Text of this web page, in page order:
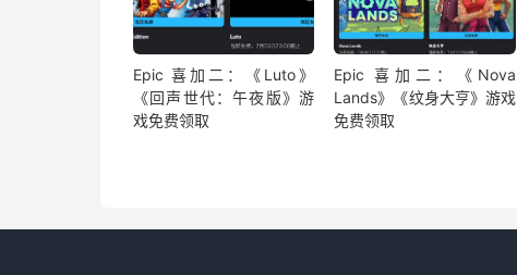
Epic 喜加二：《Luto》
《回声世代：午夜版》游
戏免费领取
Epic 喜加二：《Nova
Lands》《纹身大亨》游戏
免费领取